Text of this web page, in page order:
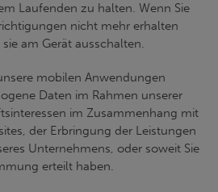
Laufenden zu halten. Wenn Sie
nicht mehr erhalten
am Gerät ausschalten.
mobilen Anwendungen
Daten im Rahmen unserer
im Zusammenhang mit
der Erbringung der Leistungen
Unternehmens, oder soweit Sie
erteilt haben.